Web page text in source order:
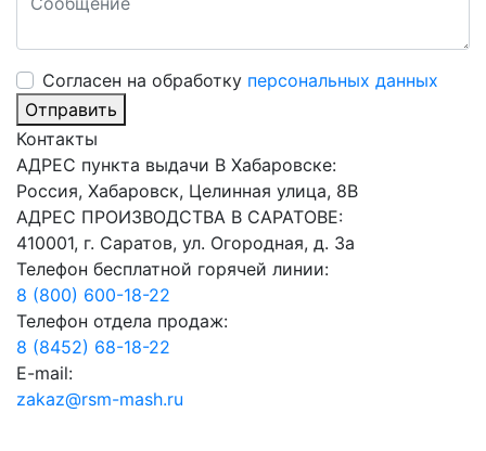
Cогласен на обработку персональных данных
Отправить
Контакты
АДРЕС пункта выдачи В Хабаровске:
Россия, Хабаровск, Целинная улица, 8В
АДРЕС ПРОИЗВОДСТВА В САРАТОВЕ:
410001, г. Саратов, ул. Огородная, д. 3а
Телефон бесплатной горячей линии:
8 (800) 600-18-22
Телефон отдела продаж:
8 (8452) 68-18-22
E-mail:
zakaz@rsm-mash.ru